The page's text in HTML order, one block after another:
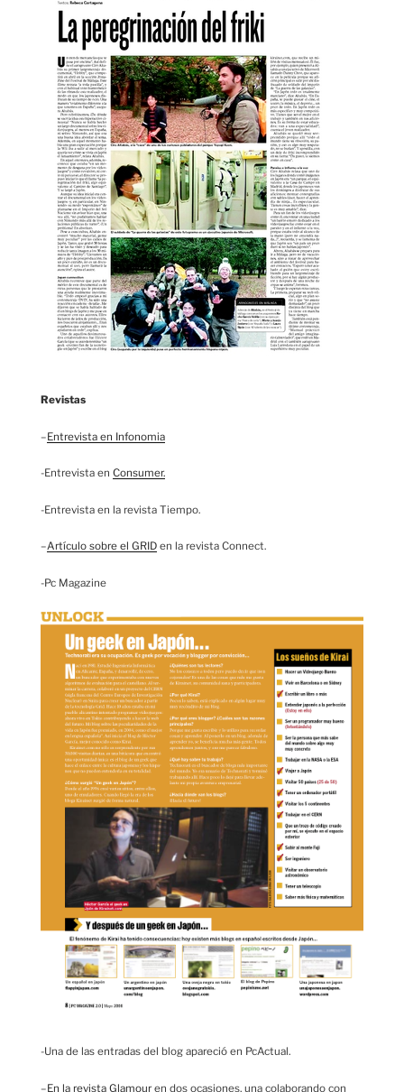
Revistas
–Entrevista en Infonomia
-Entrevista en Consumer.
-Entrevista en la revista Tiempo.
–Artículo sobre el GRID en la revista Connect.
-Pc Magazine
-Una de las entradas del blog apareció en PcActual.
–En la revista Glamouren dos ocasiones, una colaborando con